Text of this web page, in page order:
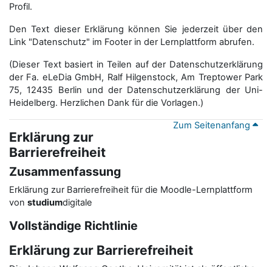
Profil.
Den Text dieser Erklärung können Sie jederzeit über den
Link "Datenschutz" im Footer in der Lernplattform abrufen.
(Dieser Text basiert in Teilen auf der Datenschutzerklärung
der Fa. eLeDia GmbH, Ralf Hilgenstock, Am Treptower Park
75, 12435 Berlin und der Datenschutzerklärung der Uni-
Heidelberg. Herzlichen Dank für die Vorlagen.)
Zum Seitenanfang
Erklärung zur
Barrierefreiheit
Zusammenfassung
Erklärung zur Barrierefreiheit für die Moodle-Lernplattform
von studiumdigitale
Vollständige Richtlinie
Erklärung zur Barrierefreiheit